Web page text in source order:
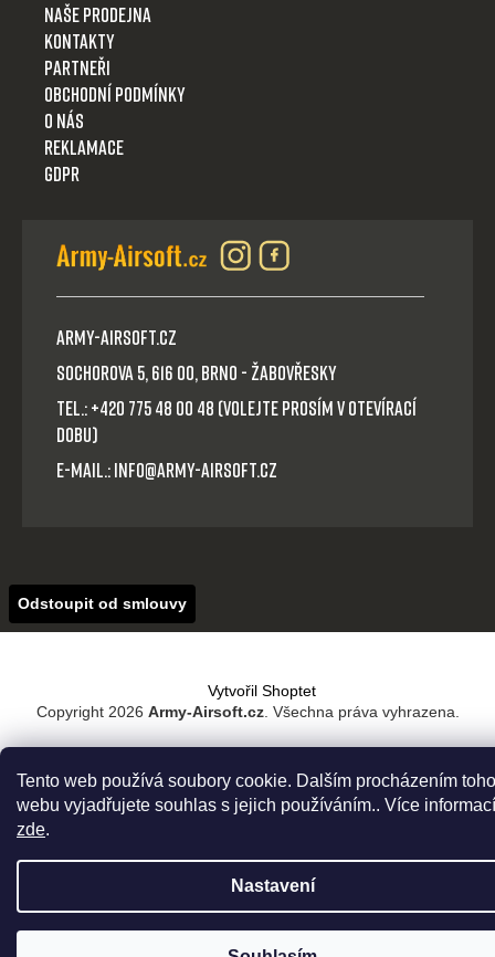
Tento web používá soubory cookie. Dalším procházením
webu vyjadřujete souhlas s jejich používáním.. Více informací
zde.
Nastavení
Naše prodejna
Kontakty
Partneři
Obchodní podmínky
O nás
Reklamace
GDPR
Army-Airsoft.cz
Sochorova 5, 616 00, Brno - Žabovřesky
Tel.: +420 775 48 00 48 (volejte prosím v otevírací
dobu)
E-mail.: info@army-airsoft.cz
Odstoupit od smlouvy
Vytvořil Shoptet
Copyright 2026 Army-Airsoft.cz. Všechna práva vyhrazena.